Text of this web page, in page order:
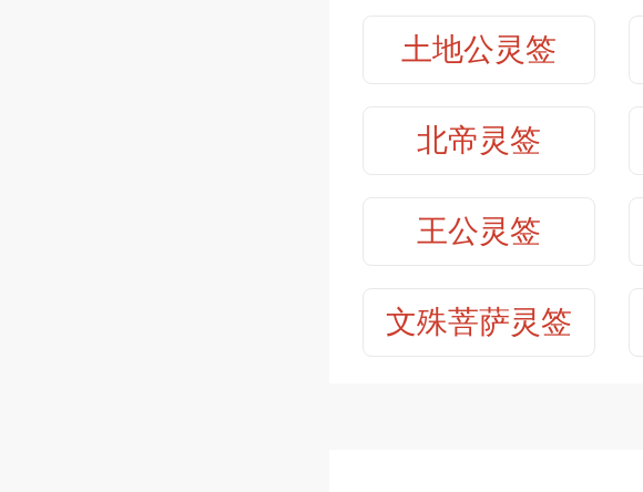
积善，必有转佳之期
保生大帝灵签第
保生大帝灵签第
土地公灵签
北帝灵签
王公灵签
文殊菩萨灵签